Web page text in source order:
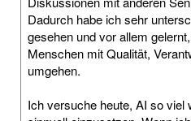
Dadurch habe ich sehr
gesehen und vor allem
Menschen mit Qualität,
umgehen.
Ich versuche heute, AI so viel